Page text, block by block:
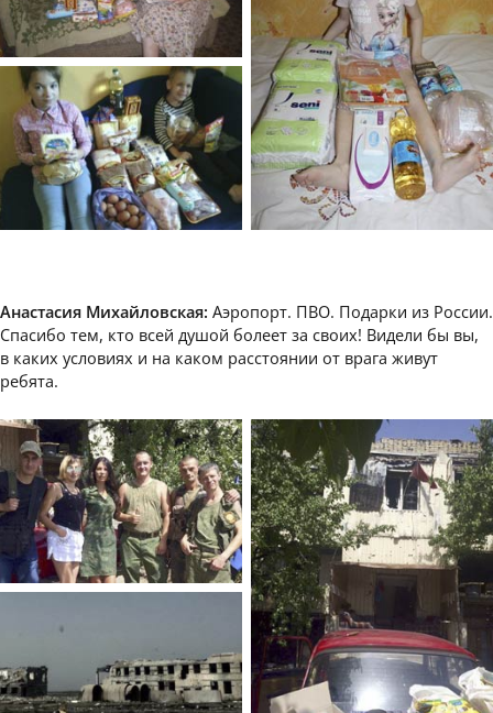
Анастасия Михайловская: Аэропорт. ПВО. Подарки из России.
Спасибо тем, кто всей душой болеет за своих! Видели бы вы,
в каких условиях и на каком расстоянии от врага живут
ребята.